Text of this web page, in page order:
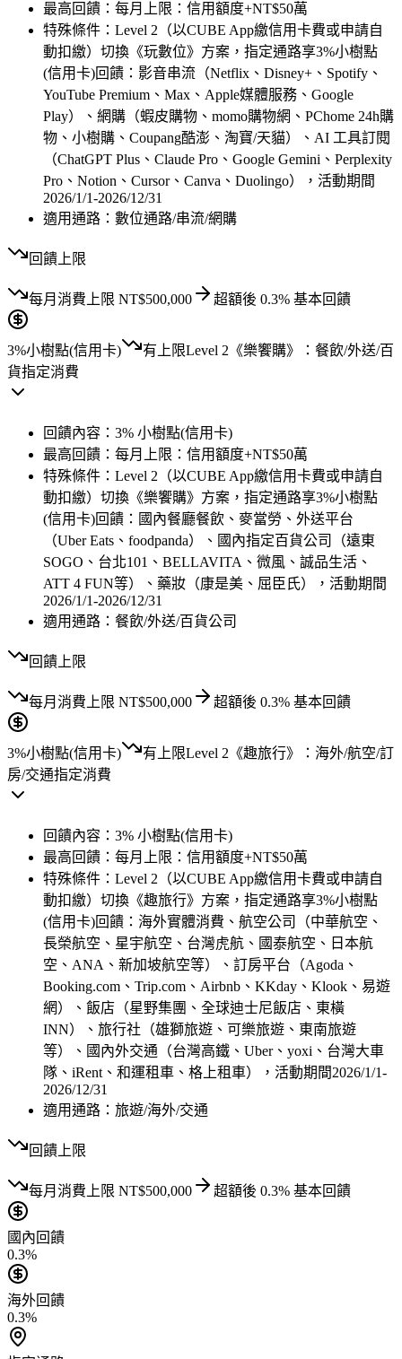
最高回饋： 每月上限：信用額度+NT$50萬
特殊條件： Level 2（以CUBE App繳信用卡費或申請自
動扣繳）切換《玩數位》方案，指定通路享3%小樹點
(信用卡)回饋：影音串流（Netflix、Disney+、Spotify、
YouTube Premium、Max、Apple媒體服務、Google
Play）、網購（蝦皮購物、momo購物網、PChome 24h購
物、小樹購、Coupang酷澎、淘寶/天貓）、AI 工具訂閱
（ChatGPT Plus、Claude Pro、Google Gemini、Perplexity
Pro、Notion、Cursor、Canva、Duolingo），活動期間
2026/1/1-2026/12/31
適用通路： 數位通路/串流/網購
回饋上限
每月 消費上限 NT$500,000 超額後 0.3% 基本回饋
3%小樹點(信用卡) 有上限Level 2《樂饗購》：餐飲/外送/百
貨指定消費
回饋內容： 3% 小樹點(信用卡)
最高回饋： 每月上限：信用額度+NT$50萬
特殊條件： Level 2（以CUBE App繳信用卡費或申請自
動扣繳）切換《樂饗購》方案，指定通路享3%小樹點
(信用卡)回饋：國內餐廳餐飲、麥當勞、外送平台
（Uber Eats、foodpanda）、國內指定百貨公司（遠東
SOGO、台北101、BELLAVITA、微風、誠品生活、
ATT 4 FUN等）、藥妝（康是美、屈臣氏），活動期間
2026/1/1-2026/12/31
適用通路： 餐飲/外送/百貨公司
回饋上限
每月 消費上限 NT$500,000 超額後 0.3% 基本回饋
3%小樹點(信用卡) 有上限Level 2《趣旅行》：海外/航空/訂
房/交通指定消費
回饋內容： 3% 小樹點(信用卡)
最高回饋： 每月上限：信用額度+NT$50萬
特殊條件： Level 2（以CUBE App繳信用卡費或申請自
動扣繳）切換《趣旅行》方案，指定通路享3%小樹點
(信用卡)回饋：海外實體消費、航空公司（中華航空、
長榮航空、星宇航空、台灣虎航、國泰航空、日本航
空、ANA、新加坡航空等）、訂房平台（Agoda、
Booking.com、Trip.com、Airbnb、KKday、Klook、易遊
網）、飯店（星野集團、全球迪士尼飯店、東橫
INN）、旅行社（雄獅旅遊、可樂旅遊、東南旅遊
等）、國內外交通（台灣高鐵、Uber、yoxi、台灣大車
隊、iRent、和運租車、格上租車），活動期間2026/1/1-
2026/12/31
適用通路： 旅遊/海外/交通
回饋上限
每月 消費上限 NT$500,000 超額後 0.3% 基本回饋
國內回饋
0.3%
海外回饋
0.3%